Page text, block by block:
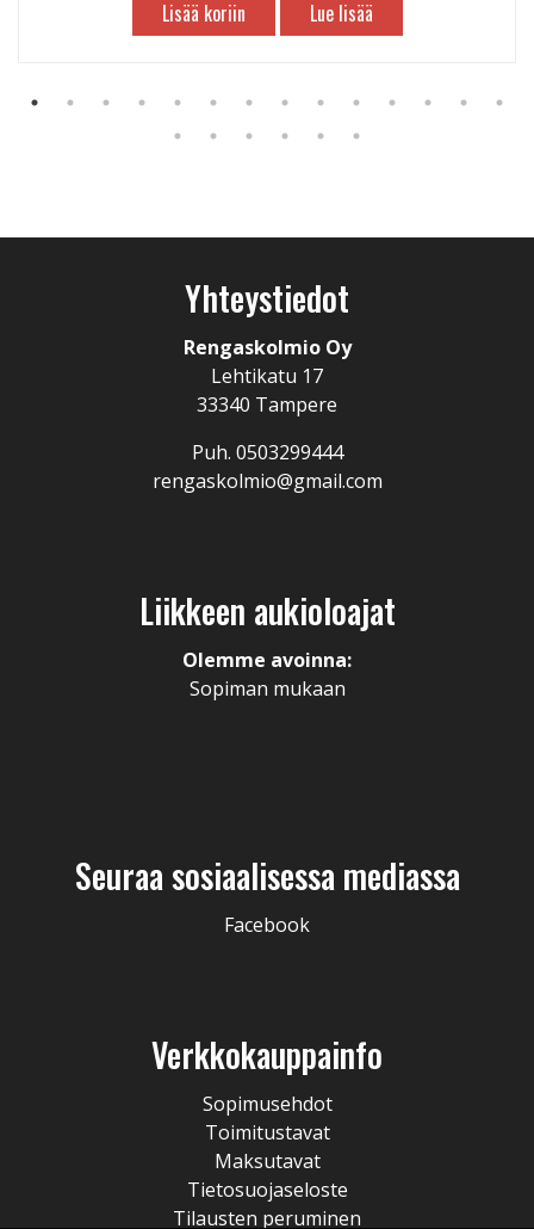
Lisää koriin Lue lisää
Yhteystiedot
Rengaskolmio Oy
Lehtikatu 17
33340 Tampere
Puh. 0503299444
rengaskolmio@gmail.com
Liikkeen aukioloajat
Olemme avoinna:
Sopiman mukaan
Seuraa sosiaalisessa mediassa
Facebook
Verkkokauppainfo
Sopimusehdot
Toimitustavat
Maksutavat
Tietosuojaseloste
Tilausten peruminen